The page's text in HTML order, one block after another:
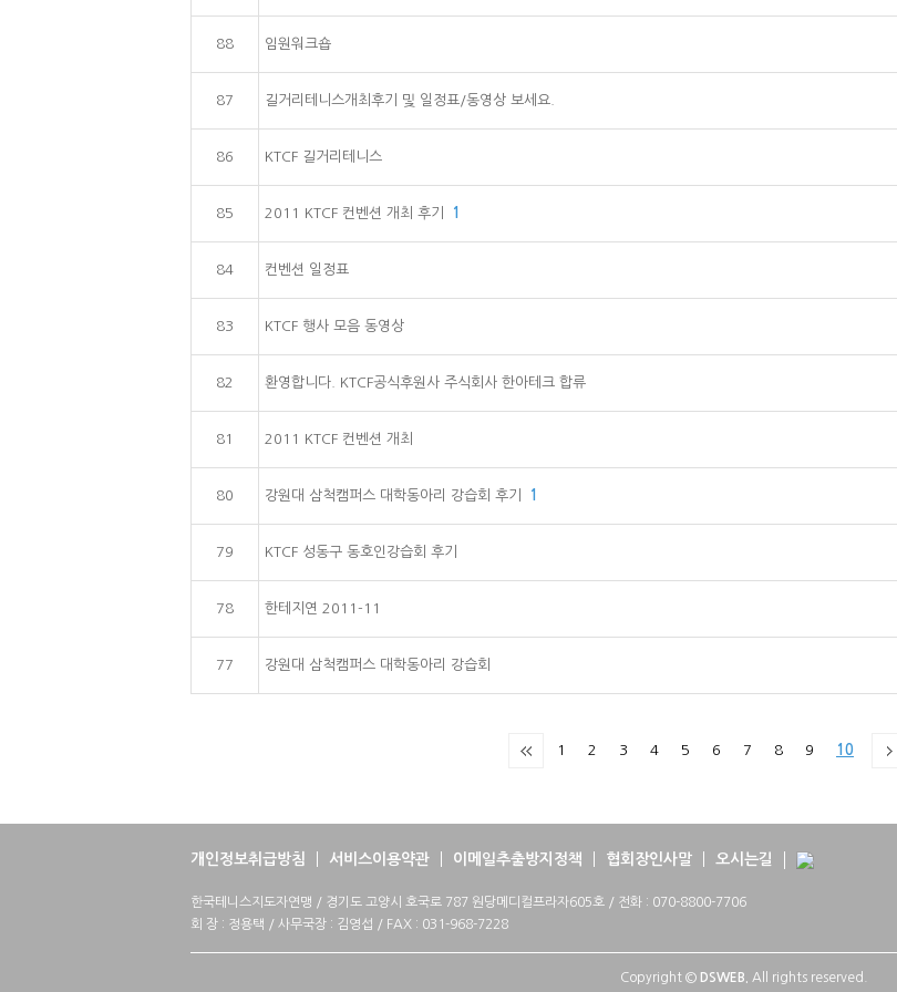
88 임원워크숍
87 길거리테니스개최후기 및 일정표/동영상 보세요.
86 KTCF 길거리테니스
85 2011 KTCF 컨벤션 개최 후기 1
84 컨벤션 일정표
83 KTCF 행사 모음 동영상
82 환영합니다. KTCF공식후원사 주식회사 한아테크 합류
81 2011 KTCF 컨벤션 개최
80 강원대 삼척캠퍼스 대학동아리 강습회 후기 1
79 KTCF 성동구 동호인강습회 후기
78 한테지연 2011-11
77 강원대 삼척캠퍼스 대학동아리 강습회
1 2 3 4 5 6 7 8 9 10
개인정보취급방침 서비스이용약관 이메일추출방지정책 협회장인사말 오시는길
한국테니스지도자연맹 / 경기도 고양시 호국로 787 원당메디컬프라자605호 / 전화 : 070-8800-7706
회 장 : 정용택 / 사무국장 : 김영섭 / FAX : 031-968-7228
Copyright © DSWEB. All rights reserved.